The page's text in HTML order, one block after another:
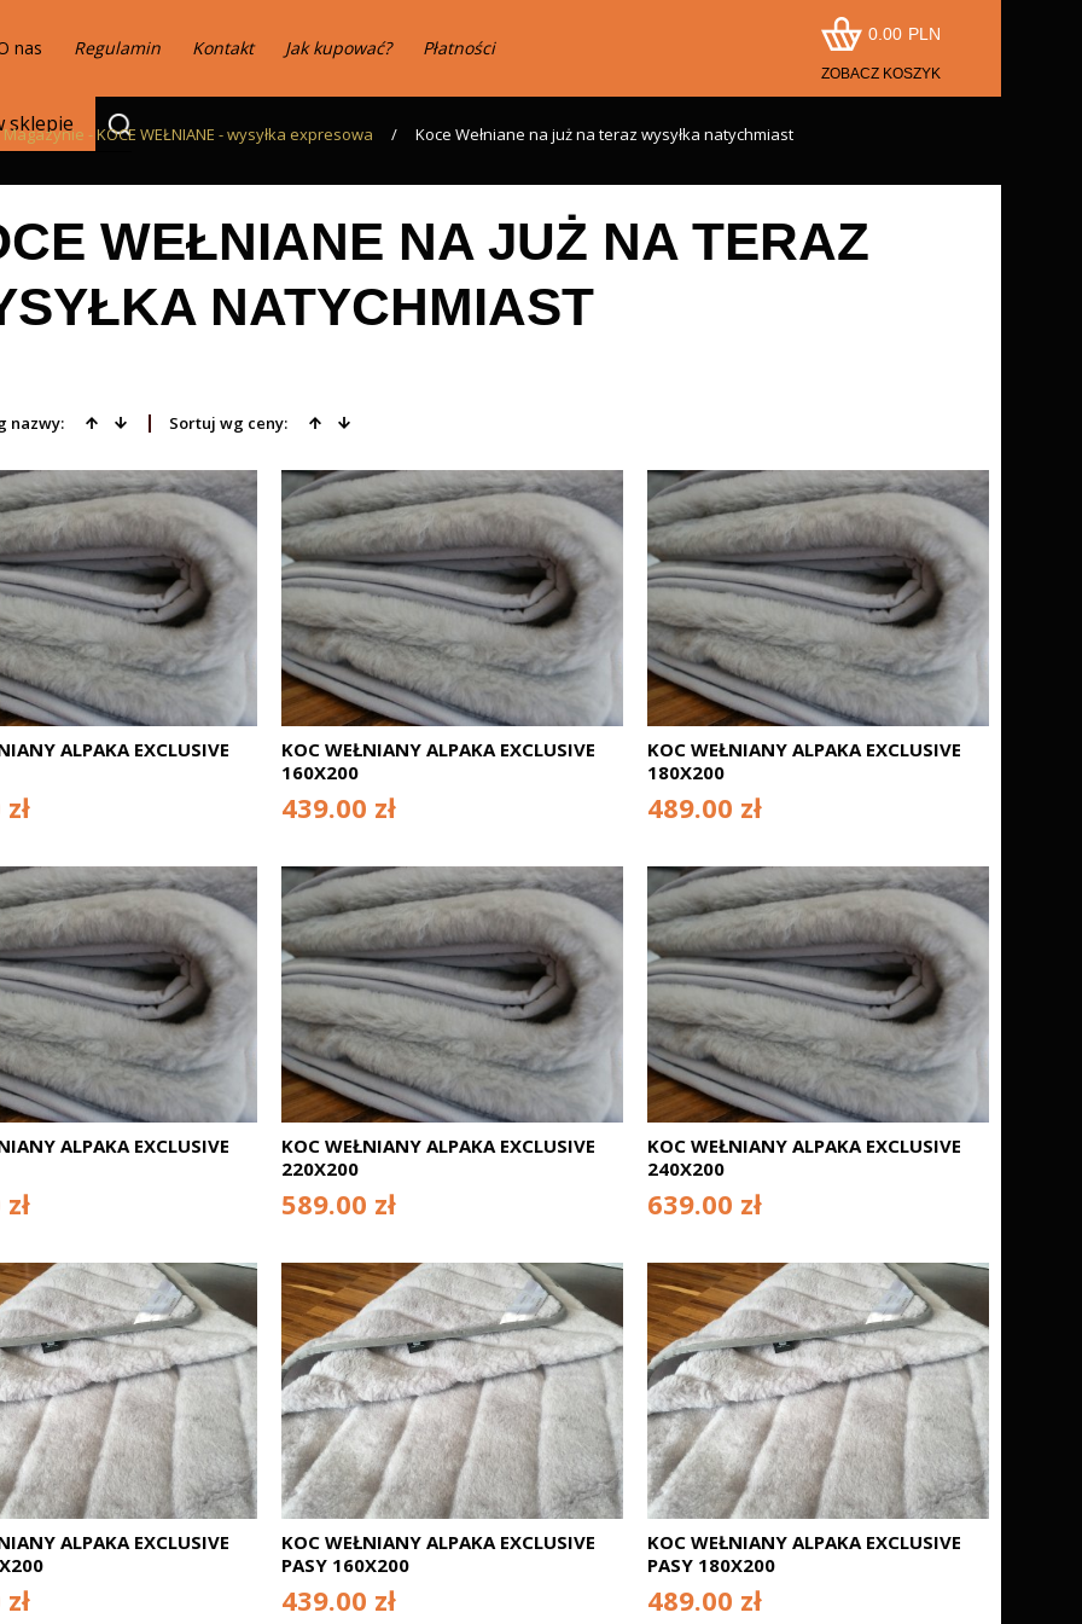
nas Regulamin Kontakt Jak kupować? Płatności
0.00 PLN
ZOBACZ KOSZYK
- KOCE WEŁNIANE - wysyłka expresowa / Koce Wełniane na już na teraz wysyłka natychmiast
WEŁNIANE NA JUŻ NA TERAZ
NATYCHMIAST
nazwy: Sortuj wg ceny:
ALPAKA EXCLUSIVE
KOC WEŁNIANY ALPAKA EXCLUSIVE
160X200
439.00 zł
KOC WEŁNIANY ALPAKA EXCLUSIVE
180X200
489.00 zł
ALPAKA EXCLUSIVE
KOC WEŁNIANY ALPAKA EXCLUSIVE
220X200
589.00 zł
KOC WEŁNIANY ALPAKA EXCLUSIVE
240X200
639.00 zł
ALPAKA EXCLUSIVE
KOC WEŁNIANY ALPAKA EXCLUSIVE
PASY 160X200
439.00 zł
KOC WEŁNIANY ALPAKA EXCLUSIVE
PASY 180X200
489.00 zł